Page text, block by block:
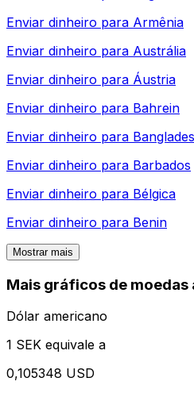
Enviar dinheiro para Armênia
Enviar dinheiro para Austrália
Enviar dinheiro para Áustria
Enviar dinheiro para Bahrein
Enviar dinheiro para
Enviar dinheiro para Barbados
Enviar dinheiro para Bélgica
Enviar dinheiro para Benin
Mostrar mais
Mais gráficos de moedas
Dólar americano
1 SEK equivale a
0,105348 USD